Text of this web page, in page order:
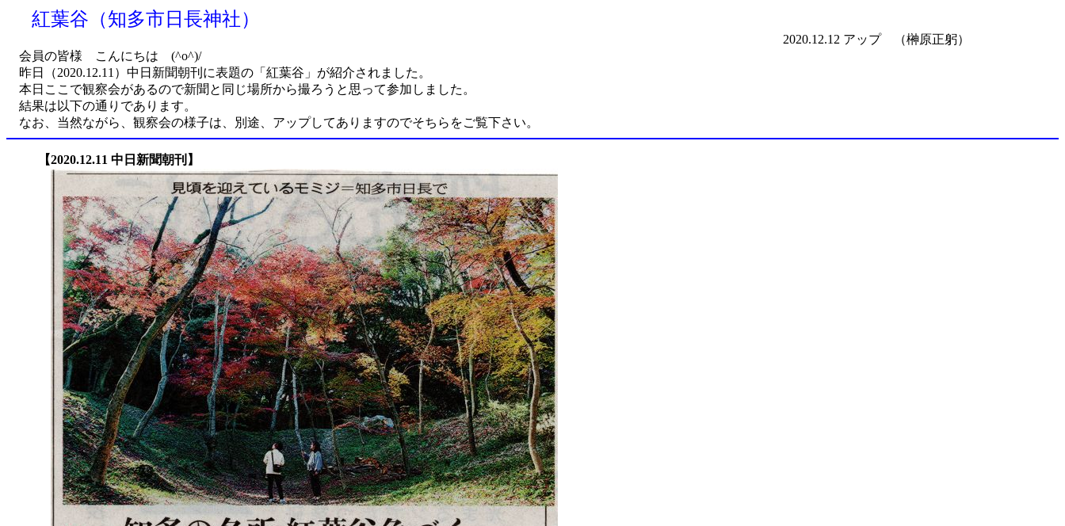
紅葉谷（知多市日長神社）
2020.12.12 アップ （榊原正躬）
会員の皆様 こんにちは (^o^)/
昨日（2020.12.11）中日新聞朝刊に表題の「紅葉谷」が紹介されました。
本日ここで観察会があるので新聞と同じ場所から撮ろうと思って参加しました。
結果は以下の通りであります。
なお、当然ながら、観察会の様子は、別途、アップしてありますのでそちらをご覧下さい。
【2020.12.11 中日新聞朝刊】